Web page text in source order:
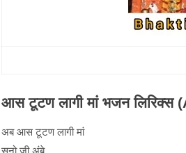
आस टूटण लागी मां भजन
अब आस टूटण लागी मां